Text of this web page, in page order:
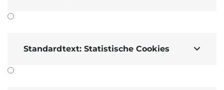
Standardtext: Statistische Cookies 